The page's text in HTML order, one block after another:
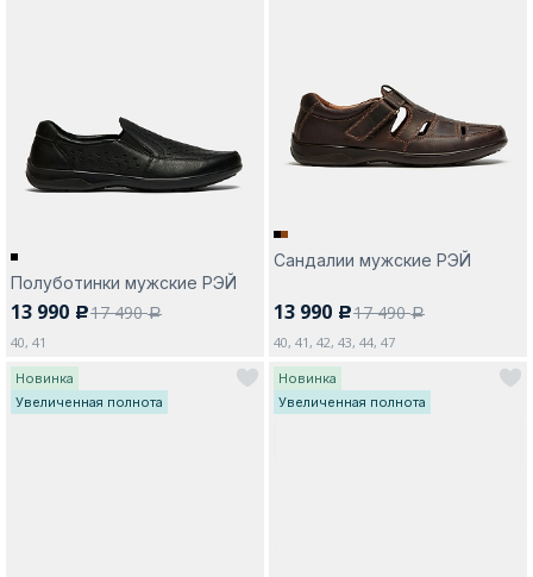
Полуботинки мужские РЭЙ
13 990 c17 490a
40, 41
Сандалии мужские РЭЙ
13 990 c17 490a
40, 41, 42, 43, 44, 47
Новинка
Увеличенная полнота
Новинка
Увеличенная полнота